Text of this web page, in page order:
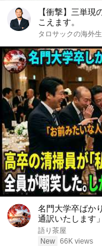
【衝撃】三単現
こえます。
タロサックの海外
名門大学卒ばか
通訳いたします
笑した。しかし
エピソード#老
語り茶屋
New 66K views